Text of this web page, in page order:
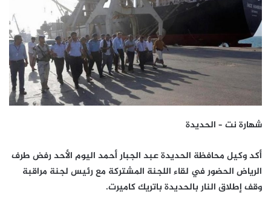
شهارة نت – الحديدة
أكد وكيل محافظة الحديدة عبد الجبار أحمد اليوم الأحد رفض طرف
الرياض الحضور في لقاء اللجنة المشتركة مع رئيس لجنة مراقبة
وقف إطلاق النار بالحديدة باتريك كاميرت.